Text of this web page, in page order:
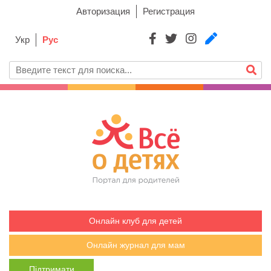
Авторизация Регистрация
Укр Рус
Онлайн клуб для детей
Онлайн журнал для мам